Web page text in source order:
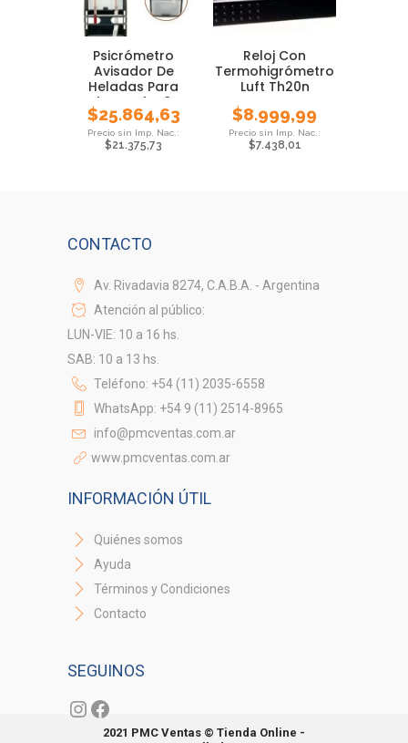
Psicrómetro
Avisador De
Heladas Para
Colgar Luft -8° A
+50°c
$25.864,63
$21.375,73
Reloj Con
Termohigrómetro
Luft Th20n
Temperatura
Higrometro
$8.999,99
$7.438,01
CONTACTO
Av. Rivadavia 8274, C.A.B.A. - Argentina
Atención al público:
LUN-VIE: 10 a 16 hs.
SAB: 10 a 13 hs.
Teléfono: +54 (11) 2035-6558
WhatsApp: +54 9 (11) 2514-8965
info@pmcventas.com.ar
www.pmcventas.com.ar
INFORMACIÓN ÚTIL
Quiénes somos
Ayuda
Términos y Condiciones
Contacto
SEGUINOS
Instagram
Facebook
2021 PMC Ventas © Tienda Online -